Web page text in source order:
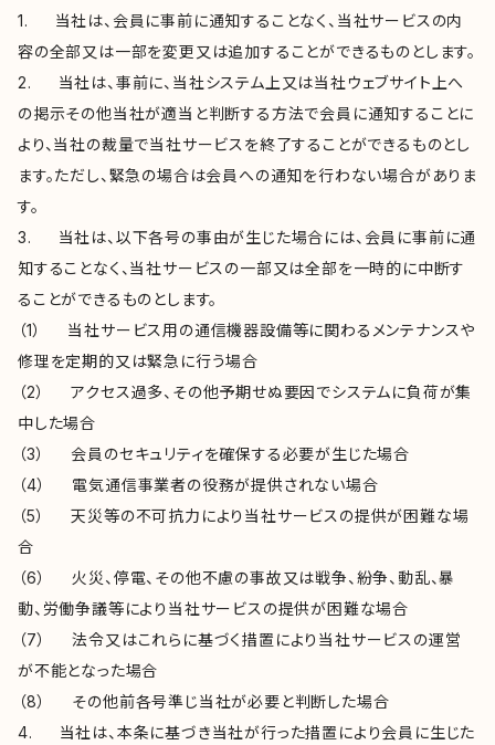
1. 当社は、会員に事前に通知することなく、当社サービスの内
容の全部又は一部を変更又は追加することができるものとします。
2. 当社は、事前に、当社システム上又は当社ウェブサイト上へ
の掲示その他当社が適当と判断する方法で会員に通知することに
より、当社の裁量で当社サービスを終了することができるものとし
ます。ただし、緊急の場合は会員への通知を行わない場合がありま
す。
3. 当社は、以下各号の事由が生じた場合には、会員に事前に通
知することなく、当社サービスの一部又は全部を一時的に中断す
ることができるものとします。
（1） 当社サービス用の通信機器設備等に関わるメンテナンスや
修理を定期的又は緊急に行う場合
（2） アクセス過多、その他予期せぬ要因でシステムに負荷が集
中した場合
（3） 会員のセキュリティを確保する必要が生じた場合
（4） 電気通信事業者の役務が提供されない場合
（5） 天災等の不可抗力により当社サービスの提供が困難な場
合
（6） 火災、停電、その他不慮の事故又は戦争、紛争、動乱、暴
動、労働争議等により当社サービスの提供が困難な場合
（7） 法令又はこれらに基づく措置により当社サービスの運営
が不能となった場合
（8） その他前各号準じ当社が必要と判断した場合
4. 当社は、本条に基づき当社が行った措置により会員に生じた